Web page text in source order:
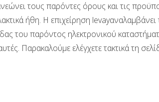
τους παρόντες όρους και τις
ήθη. Η επιχείρηση
του παρόντος ηλεκτρονικού
Παρακαλούμε ελέγχετε τακτικά τη